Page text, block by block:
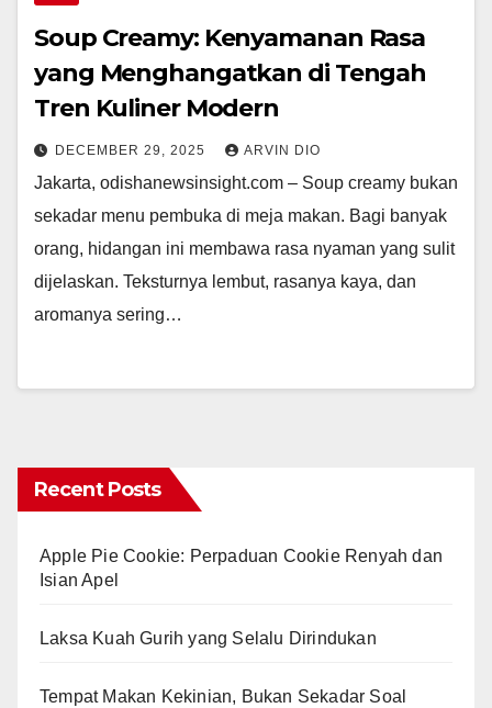
Soup Creamy: Kenyamanan Rasa
yang Menghangatkan di Tengah
Tren Kuliner Modern
DECEMBER 29, 2025 ARVIN DIO
Jakarta, odishanewsinsight.com – Soup creamy bukan
sekadar menu pembuka di meja makan. Bagi banyak
orang, hidangan ini membawa rasa nyaman yang sulit
dijelaskan. Teksturnya lembut, rasanya kaya, dan
aromanya sering…
Recent Posts
Apple Pie Cookie: Perpaduan Cookie Renyah dan
Isian Apel
Laksa Kuah Gurih yang Selalu Dirindukan
Tempat Makan Kekinian, Bukan Sekadar Soal